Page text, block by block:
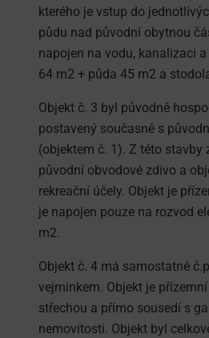
kterého je vstup do
půdu nad původní obytnou
napojen na vodu, kanalizaci
64 m2 + půda 45 m2 a
Objekt č. 3 byl původně
postavený současně s
(objektem č. 1). Z této stavby
původní obvodové zdivo a
rekreační účely. Objekt je
je napojen pouze na rozvod
m2.
Objekt č. 4 má samostatné
vejminkem. Objekt je
střechou a přímo sousedí s
nemovitosti. Objekt byl